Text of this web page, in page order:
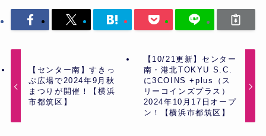
【センター南】すきっ
ぷ広場で2024年9月秋
まつりが開催！【横浜
市都筑区】
【10/21更新】センター
南・港北TOKYU S.C.
に3COINS +plus（ス
リーコインズプラス）
2024年10月17日オープ
ン！【横浜市都筑区】